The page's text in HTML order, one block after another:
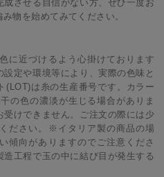
させる自信がない方、ぜひ一度お
物を始めてみてください。
に近づけるよう心掛けております
定や環境等により、実際の色味と
は糸の生産番号です。カラー
の色の濃淡が生じる場合がありま
けできません。ご注文の際には少
ださい。※イタリア製の商品の場
傾向がありますのでご注意くださ
工程で玉の中に結び目が発生する